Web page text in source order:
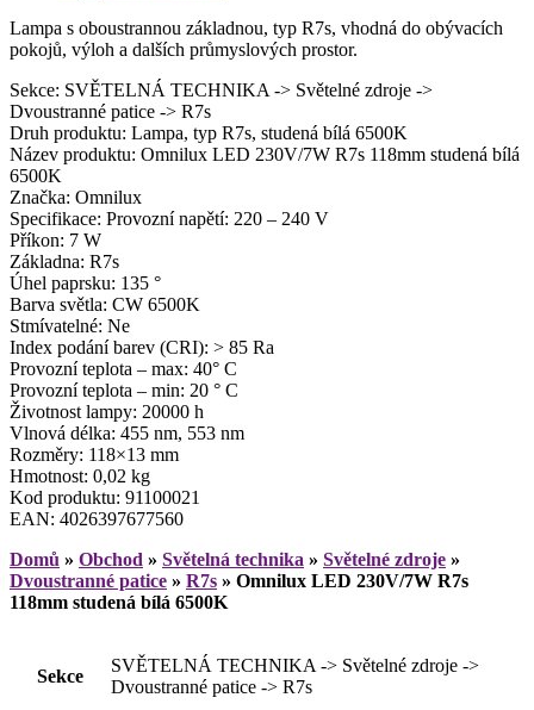
Lampa s oboustrannou základnou, typ R7s, vhodná do obývacích
pokojů, výloh a dalších průmyslových prostor.
Sekce: SVĚTELNÁ TECHNIKA -> Světelné zdroje ->
Dvoustranné patice -> R7s
Druh produktu: Lampa, typ R7s, studená bílá 6500K
Název produktu: Omnilux LED 230V/7W R7s 118mm studená bílá
6500K
Značka: Omnilux
Specifikace: Provozní napětí: 220 – 240 V
Příkon: 7 W
Základna: R7s
Úhel paprsku: 135 °
Barva světla: CW 6500K
Stmívatelné: Ne
Index podání barev (CRI): > 85 Ra
Provozní teplota – max: 40° C
Provozní teplota – min: 20 ° C
Životnost lampy: 20000 h
Vlnová délka: 455 nm, 553 nm
Rozměry: 118×13 mm
Hmotnost: 0,02 kg
Kod produktu: 91100021
EAN: 4026397677560
Domů » Obchod » Světelná technika » Světelné zdroje »
Dvoustranné patice » R7s » Omnilux LED 230V/7W R7s
118mm studená bílá 6500K
Sekce
SVĚTELNÁ TECHNIKA -> Světelné zdroje ->
Dvoustranné patice -> R7s